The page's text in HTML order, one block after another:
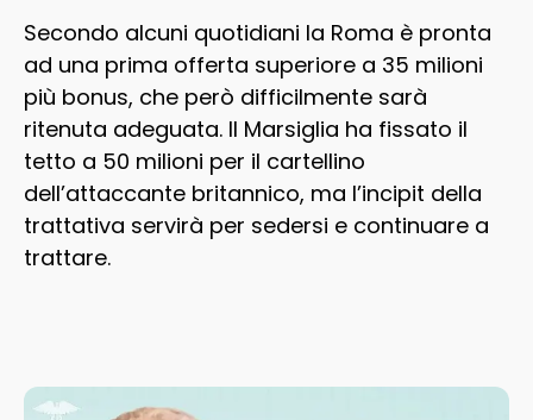
Secondo alcuni quotidiani la Roma è pronta
ad una prima offerta superiore a 35 milioni
più bonus, che però difficilmente sarà
ritenuta adeguata. Il Marsiglia ha fissato il
tetto a 50 milioni per il cartellino
dell’attaccante britannico, ma l’incipit della
trattativa servirà per sedersi e continuare a
trattare.